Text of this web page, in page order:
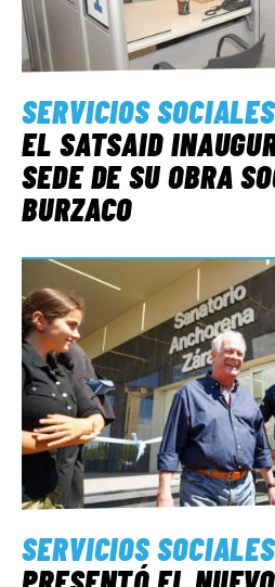
SERVICIOS SOCIALES
EL SATSAID
SEDE DE SU OBRA
BURZACO
SERVICIOS SOCIALES